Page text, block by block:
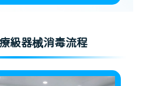
級器械消毒流程